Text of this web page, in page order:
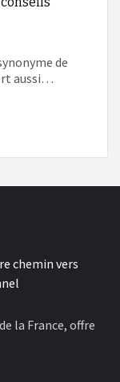
de
aussi…
chemin vers
la France, offre